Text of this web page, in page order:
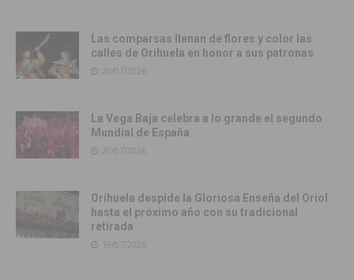
Las comparsas llenan de flores y color las
calles de Orihuela en honor a sus patronas
20/07/2026
La Vega Baja celebra a lo grande el segundo
Mundial de España
20/07/2026
Orihuela despide la Gloriosa Enseña del Oriol
hasta el próximo año con su tradicional
retirada
19/07/2026